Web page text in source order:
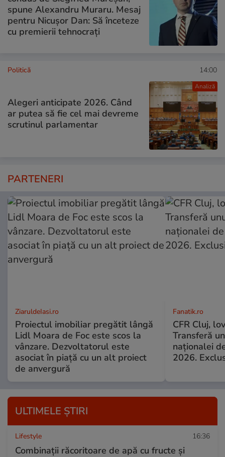
spune Alexandru Muraru. Mesaj
pentru Nicușor Dan: Să înceteze
cu premierii tehnocrați
Analiză
Politică 14:00
Alegeri anticipate 2026. Când
ar putea să fie cel mai devreme
scrutinul parlamentar
PARTENERI
ZiaruldeIasi.ro
Proiectul imobiliar pregătit lângă
Lidl Moara de Foc este scos la
vânzare. Dezvoltatorul este
asociat în piață cu un alt proiect
de anvergură
Fanatik.ro
CFR Cluj,
Transferă
naţionalei
2026.
ULTIMELE ȘTIRI
Lifestyle 16:36
Combinaţii răcoritoare de apă cu fructe şi